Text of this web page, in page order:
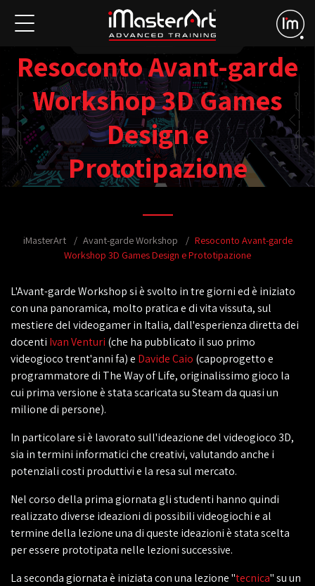
Resoconto Avant-garde
Workshop 3D Games
Design e
Prototipazione
iMasterArt Avant-garde Workshop
Resoconto Avant-garde
Workshop 3D Games Design e Prototipazione
L'Avant-garde Workshop si è svolto in tre giorni ed è iniziato
con una panoramica, molto pratica e di vita vissuta, sul
mestiere del videogamer in Italia, dall'esperienza diretta dei
docenti Ivan Venturi (che ha pubblicato il suo primo
videogioco trent'anni fa) e Davide Caio (capoprogetto e
programmatore di The Way of Life, originalissimo gioco la
cui prima versione è stata scaricata su Steam da quasi un
milione di persone).
In particolare si è lavorato sull'ideazione del videogioco 3D,
sia in termini informatici che creativi, valutando anche i
potenziali costi produttivi e la resa sul mercato.
Nel corso della prima giornata gli studenti hanno quindi
realizzato diverse ideazioni di possibili videogiochi e al
termine della lezione una di queste ideazioni è stata scelta
per essere prototipata nelle lezioni successive.
La seconda giornata è iniziata con una lezione "tecnica" su un